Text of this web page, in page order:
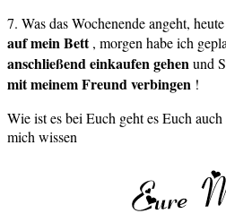
7. Was das Wochenende angeht,
auf mein Bett, morgen habe ich
anschließend einkaufen gehenund
mit meinem Freund verbingen !
Wie ist es bei Euch geht es Euch
mich wissen